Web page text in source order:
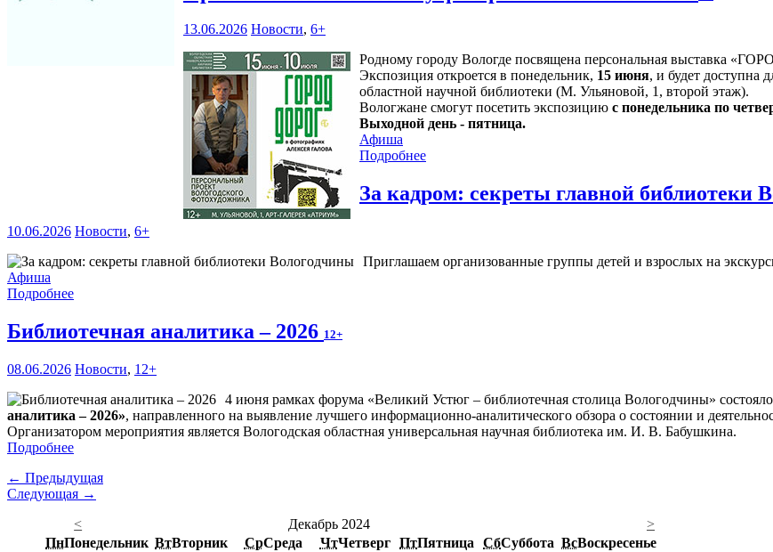
13.06.2026 Новости, 6+
Родному городу Вологде посвящена персональная выставка
Экспозиция откроется в понедельник, 15 июня, и будет доступна
областной научной библиотеки (М. Ульяновой, 1, второй этаж).
Вологжане смогут посетить экспозицию с понедельника по
Выходной день - пятница.
Афиша
Подробнее
За кадром: секреты главной библиотеки
10.06.2026 Новости, 6+
Приглашаем организованные группы детей и взрослых на
Афиша
Подробнее
Библиотечная аналитика – 2026 12+
08.06.2026 Новости, 12+
4 июня рамках форума «Великий Устюг – библиотечная столица Вологодчины»
аналитика – 2026», направленного на выявление лучшего информационно-аналитического обзора о состоянии и
Организатором мероприятия является Вологодская областная универсальная научная библиотека им. И. В. Бабушкина.
Подробнее
← Предыдущая
Следующая →
<
Декабрь 2024
>
ПнПонедельник ВтВторник СрСреда ЧтЧетверг ПтПятница СбСуббота ВсВоскресенье